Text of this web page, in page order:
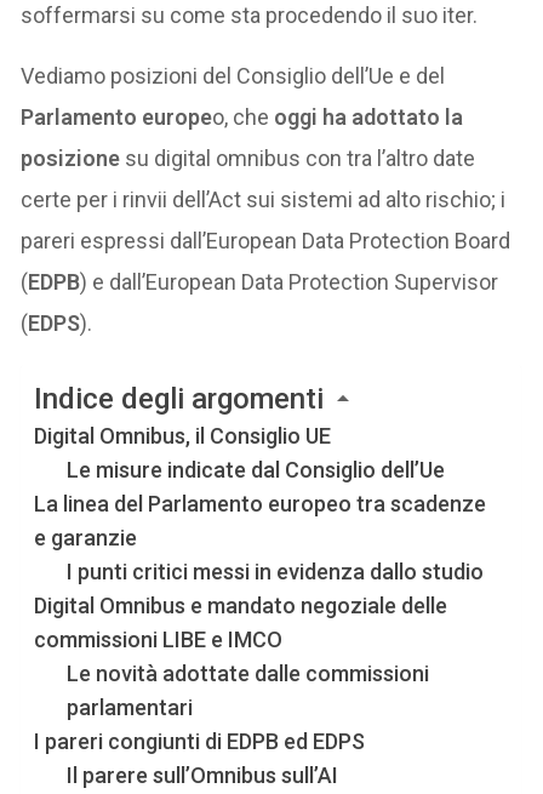
soffermarsi su come sta procedendo il suo iter.
Vediamo posizioni del Consiglio dell’Ue e del
Parlamento europeo, che oggi ha adottato la
posizione su digital omnibus con tra l’altro date
certe per i rinvii dell’Act sui sistemi ad alto rischio; i
pareri espressi dall’European Data Protection Board
(EDPB) e dall’European Data Protection Supervisor
(EDPS).
Indice degli argomenti
Digital Omnibus, il Consiglio UE
Le misure indicate dal Consiglio dell’Ue
La linea del Parlamento europeo tra scadenze
e garanzie
I punti critici messi in evidenza dallo studio
Digital Omnibus e mandato negoziale delle
commissioni LIBE e IMCO
Le novità adottate dalle commissioni
parlamentari
I pareri congiunti di EDPB ed EDPS
Il parere sull’Omnibus sull’AI